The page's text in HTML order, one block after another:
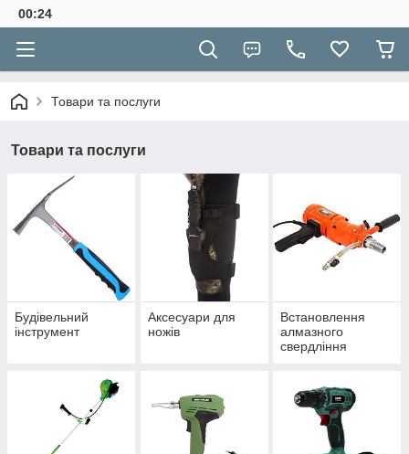
00:24
Товари та послуги
Товари та послуги
Будівельний
інструмент
Аксесуари для
ножів
Встановлення
алмазного
свердління